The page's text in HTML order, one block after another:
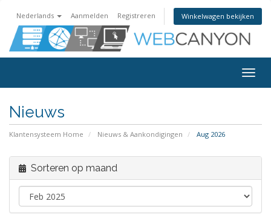
Nederlands Aanmelden Registreren Winkelwagen bekijken
in-/
Nieuws
Klantensysteem Home Nieuws & Aankondigingen Aug 2026
Sorteren op maand